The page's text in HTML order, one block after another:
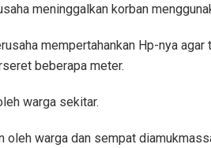
meninggalkan korban
mempertahankan Hp-nya
beberapa meter.
warga sekitar.
oleh warga dan sempat